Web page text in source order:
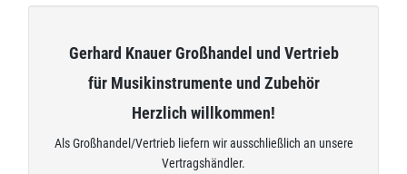
Gerhard Knauer Großhandel und Vertrieb
für Musikinstrumente und Zubehör
Herzlich willkommen!
Als Großhandel/Vertrieb liefern wir ausschließlich an unsere
Vertragshändler.